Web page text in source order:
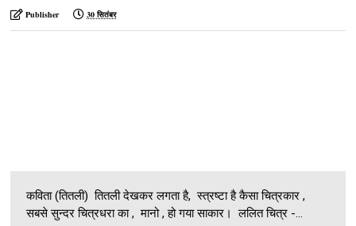
Publisher 30 सितंबर
कविता (तितली) तितली देखकर लगता है, स्त्रष्टा है कैसा चित्रकार ,
सबसे सुन्दर चित्रधरा का , मानो , हो गया साकार। ललित चित्र -...